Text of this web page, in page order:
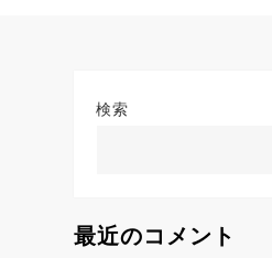
検索
最近のコメント